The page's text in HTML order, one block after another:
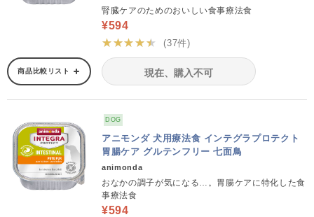
腎臓ケアのためのおいしい食事療法食
¥594
★★★★★
(37件)
商品比較リスト 現在、購入不可
DOG
アニモンダ 犬用療法食 インテグラプロテクト
胃腸ケア グルテンフリー 七面鳥
animonda
おなかの調子が気になる…。胃腸ケアに特化した食
事療法食
¥594